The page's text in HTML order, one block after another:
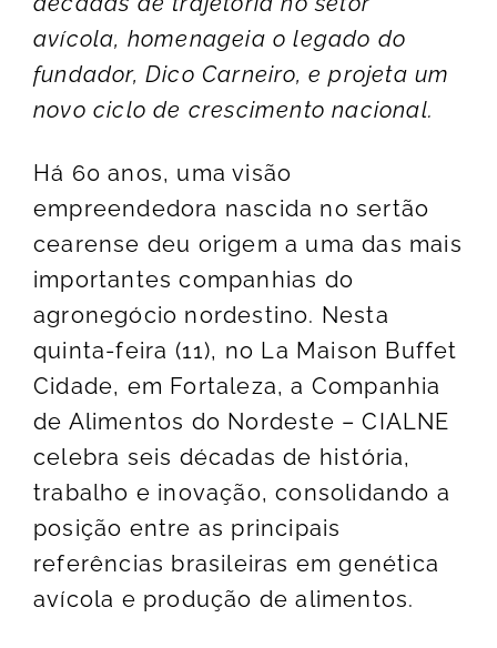
avícola, homenageia o legado do
fundador, Dico Carneiro, e projeta um
novo ciclo de crescimento nacional.
Há 60 anos, uma visão
empreendedora nascida no sertão
cearense deu origem a uma das mais
importantes companhias do
agronegócio nordestino. Nesta
quinta-feira (11), no La Maison Buffet
Cidade, em Fortaleza, a Companhia
de Alimentos do Nordeste – CIALNE
celebra seis décadas de história,
trabalho e inovação, consolidando a
posição entre as principais
referências brasileiras em genética
avícola e produção de alimentos.